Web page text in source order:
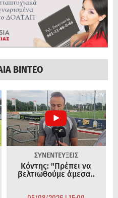
ΒΙΝΤΕΟ
ΣΥΝΕΝΤΕΥΞΕΙΣ
Κόντης: "Πρέπει να
βελτιωθούμε άμεσα..